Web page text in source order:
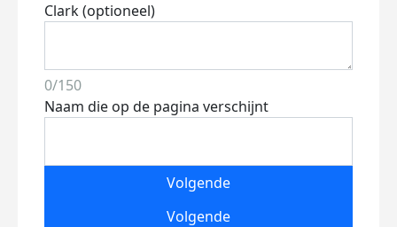
Clark (optioneel)
0/150
Naam die op de pagina verschijnt
Volgende
Volgende